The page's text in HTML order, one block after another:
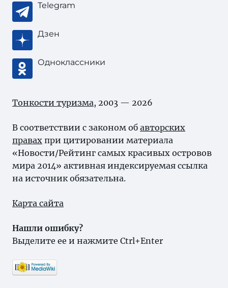
Telegram
Дзен
Одноклассники
Тонкости туризма, 2003 — 2026
В соответствии с законом об авторских
правах при цитировании материала
«Новости/Рейтинг самых красивых островов
мира 2014» активная индексируемая ссылка
на источник обязательна.
Карта сайта
Нашли ошибку?
Выделите ее и нажмите Ctrl+Enter